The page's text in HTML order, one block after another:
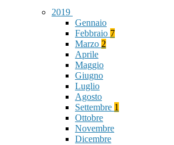
2019
Gennaio
Febbraio 7
Marzo 2
Aprile
Maggio
Giugno
Luglio
Agosto
Settembre 1
Ottobre
Novembre
Dicembre